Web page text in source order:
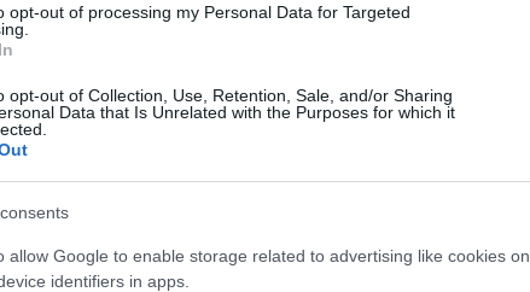
opt-out of processing my Personal Data for Targeted
opt-out of Collection, Use, Retention, Sale, and/or Sharing
Data that Is Unrelated with the Purposes for which it
allow Google to enable storage related to advertising like cookies on
identifiers in apps.
Válasz erre
aláírta, nem tudom, hogy eredeti-e, DM-fanshopból van, de
a cuccok
Válasz erre